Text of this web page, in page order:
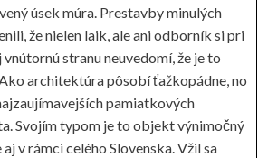
úsek múra. Prestavby minulých
že nielen laik, ale ani odborník si pri
stranu neuvedomí, že je to
architektúra pôsobí ťažkopádne, no
pamiatkových
Svojím typom je to objekt výnimočný
v rámci celého Slovenska. Vžil sa